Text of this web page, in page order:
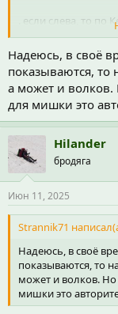
. если слева, то по
довольно
(ею пробираются
верхний "конус"
спускается куда-
впадения реки Удза
цирке называется
амткяльского
отрогу Атыха
отмечена) -
рыскал (а охотники
Давй,
Отчёт..
Надеюсь, в своё
показываются, то
а может и волков.
для мишки это
Hilander
бродяга
Июн 11, 2025
Strannik71
Надеюсь, в своё
показываются, то
может и волков. Но
мишки это